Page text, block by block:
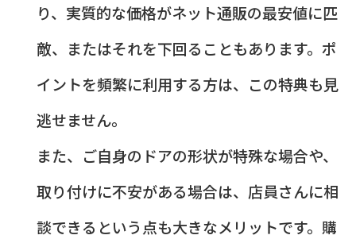
り、実質的な価格がネット通販の最安値に匹
敵、またはそれを下回ることもあります。ポ
イントを頻繁に利用する方は、この特典も見
逃せません。
また、ご自身のドアの形状が特殊な場合や、
取り付けに不安がある場合は、店員さんに相
談できるという点も大きなメリットです。購